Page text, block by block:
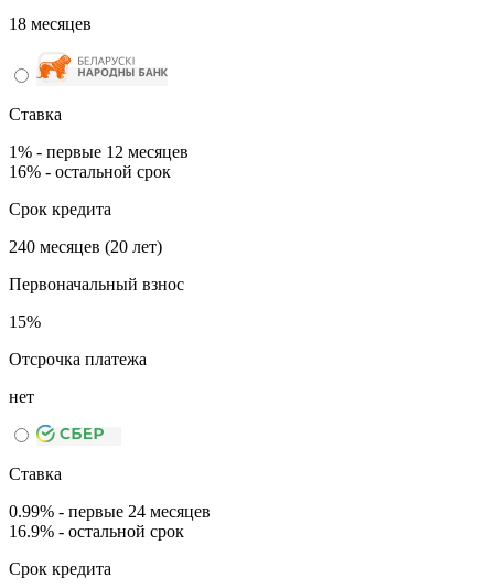
18 месяцев
Ставка
1% - первые 12 месяцев
16% - остальной срок
Срок кредита
240 месяцев (20 лет)
Первоначальный взнос
15%
Отсрочка платежа
нет
Ставка
0.99% - первые 24 месяцев
16.9% - остальной срок
Срок кредита